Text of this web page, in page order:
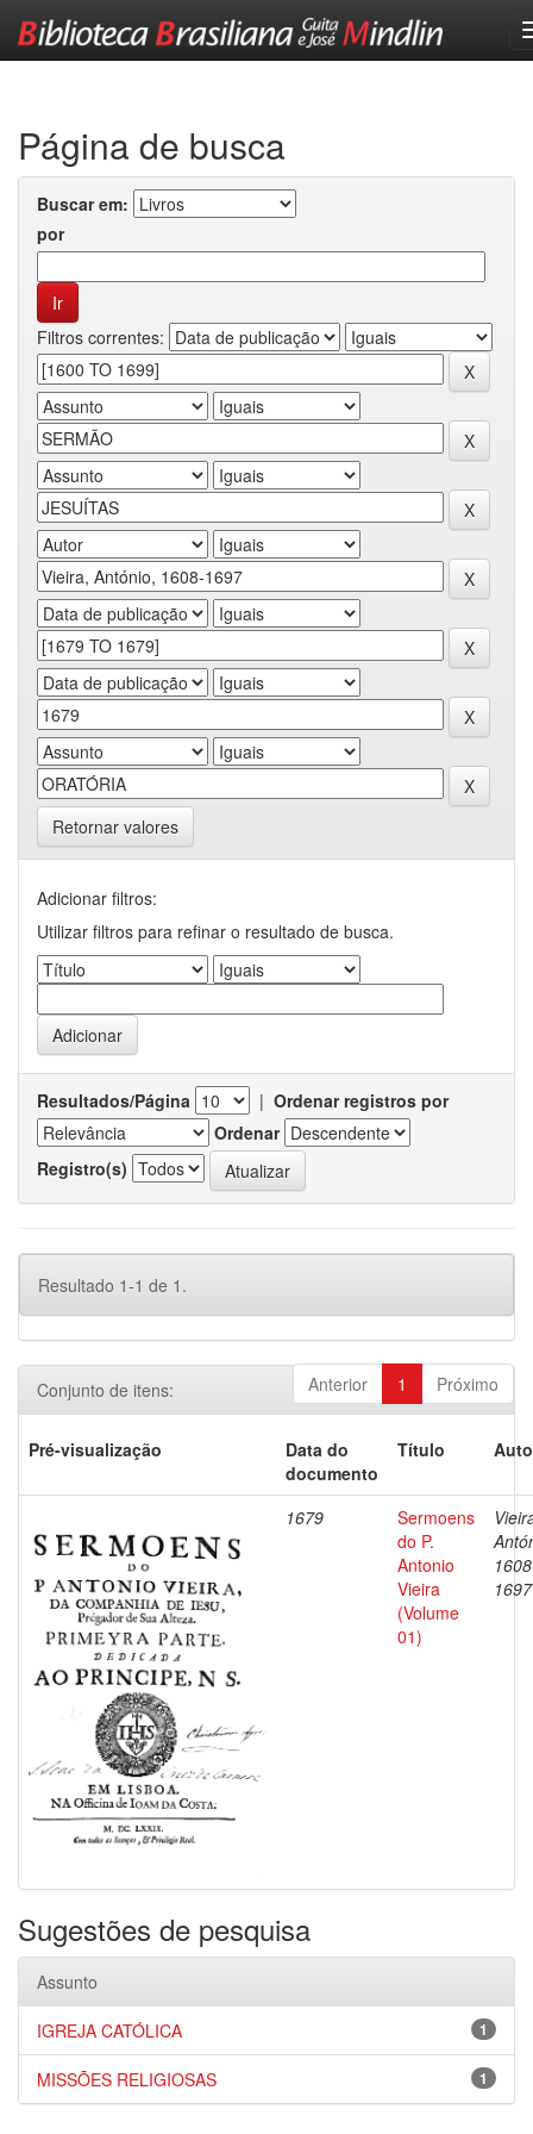
Página de busca
Buscar em:
por
Filtros correntes:
Retornar valores
Adicionar filtros:
Utilizar filtros para refinar o resultado de busca.
Resultados/Página | Ordenar registros por
Ordenar
Registro(s)
Resultado 1-1 de 1.
Anterior 1 Próximo
Conjunto de itens:
Pré-visualização
Data do
documento
Título
1679
Sermoens
do P.
Antonio
Vieira
(Volume
01)
1697
Sugestões de pesquisa
Assunto
1
IGREJA CATÓLICA
1
MISSÕES RELIGIOSAS